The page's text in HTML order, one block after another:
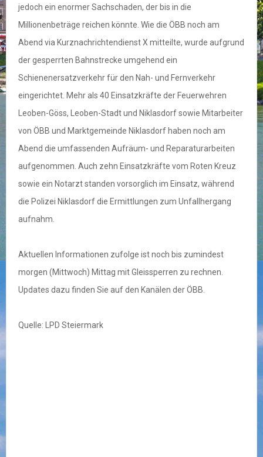
jedoch ein enormer Sachschaden, der bis in die
Millionenbeträge reichen könnte. Wie die ÖBB noch am
Abend via Kurznachrichtendienst X mitteilte, wurde aufgrund
der gesperrten Bahnstrecke umgehend ein
Schienenersatzverkehr für den Nah- und Fernverkehr
eingerichtet. Mehr als 40 Einsatzkräfte der Feuerwehren
Leoben-Göss, Leoben-Stadt und Niklasdorf sowie Mitarbeiter
von ÖBB und Marktgemeinde Niklasdorf haben noch am
Abend die umfassenden Aufräum- und Reparaturarbeiten
aufgenommen. Auch zehn Einsatzkräfte vom Roten Kreuz
sowie ein Notarzt standen vorsorglich im Einsatz, während
die Polizei Niklasdorf die Ermittlungen zum Unfallhergang
aufnahm.
Aktuellen Informationen zufolge ist noch bis zumindest
morgen (Mittwoch) Mittag mit Gleissperren zu rechnen.
Updates dazu finden Sie auf den Kanälen der ÖBB.
Quelle: LPD Steiermark